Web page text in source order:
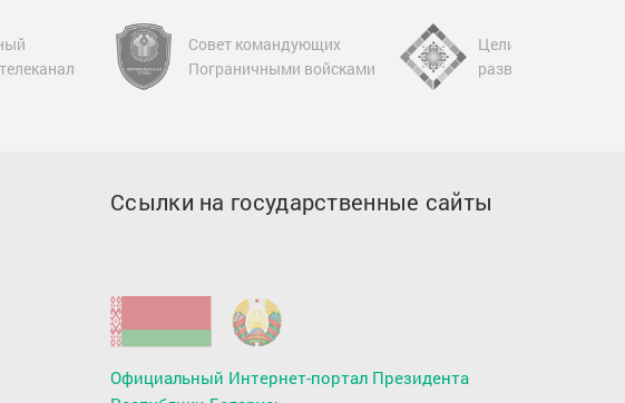
войсками
Цели устойчивого
развития в Беларуси
Портал
оценки
Ссылки на государственные сайты
Официальный Интернет-портал Президента